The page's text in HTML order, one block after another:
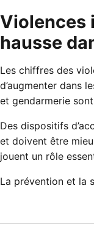
Violences
hausse
Les chiffres des
d’augmenter dans
et gendarmerie
Des dispositifs
et doivent être
jouent un rôle
La prévention et la